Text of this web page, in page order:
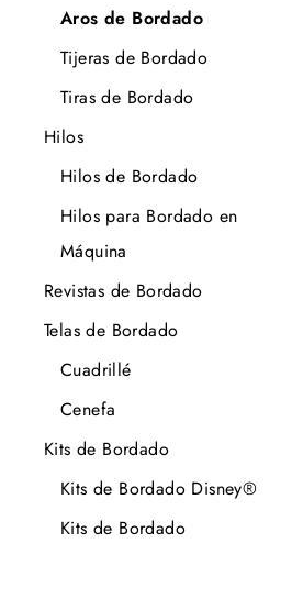
Aros de Bordado
Tijeras de Bordado
Tiras de Bordado
Hilos
Hilos de Bordado
Hilos para Bordado en
Máquina
Revistas de Bordado
Telas de Bordado
Cuadrillé
Cenefa
Kits de Bordado
Kits de Bordado Disney®
Kits de Bordado